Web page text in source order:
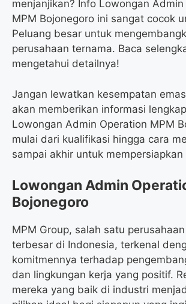
menjanjikan? Info Lowongan
MPM Bojonegoro ini sangat cocok
Peluang besar untuk
perusahaan ternama. Baca
mengetahui detailnya!
Jangan lewatkan kesempatan
akan memberikan informasi
Lowongan Admin Operation MPM
mulai dari kualifikasi hingga cara
sampai akhir untuk mempersiapkan
Lowongan Admin
Bojonegoro
MPM Group, salah satu
terbesar di Indonesia, terkenal
komitmennya terhadap
dan lingkungan kerja yang positif.
mereka yang baik di industri